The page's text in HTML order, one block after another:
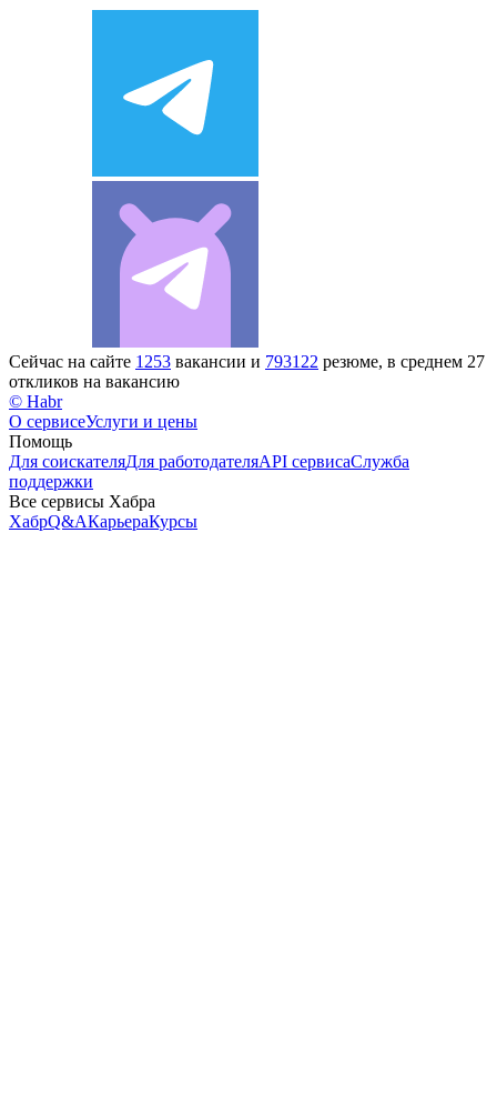
Сейчас на сайте 1253 вакансии и 793122 резюме, в среднем 27
откликов на вакансию
© Habr
О сервисеУслуги и цены
Помощь
Для соискателяДля работодателяAPI сервисаСлужба
поддержки
Все сервисы Хабра
ХабрQ&AКарьераКурсы